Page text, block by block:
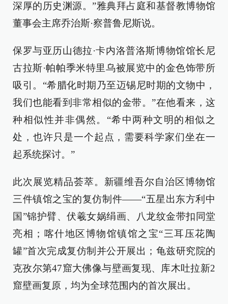
深厚的历史渊源。”雅典拜占庭和基督教博物馆
董事会主席乔治斯·察普鲁尼斯说。
保罗与亚历山德拉·卡内洛普洛斯博物馆馆长尼
古拉斯·帕帕季米特里乌被展览中的金色饰带所
吸引。“希腊化时期乃至迈锡尼时期的文物中，
我们也能看到非常相似的金带。”在他看来，这
种相似性并非偶然。“希中两种文明的相似之
处，也许只是一个起点，需要科学家们坐在一
起系统探讨。”
此次展览精品荟萃。新疆维吾尔自治区博物馆
三件镇馆之宝的复仿制件——“五星出东方利中
国”锦护臂、伏羲女娲绢画、八龙纹金带扣同堂
亮相；喀什地区博物馆镇馆之宝“三耳压花陶
罐”首次完成复仿制并公开展出；龟兹研究院的
克孜尔第47窟大佛像与壁画复现、库木吐拉新2
窟壁画复原，均为全球范围内的首次展出。